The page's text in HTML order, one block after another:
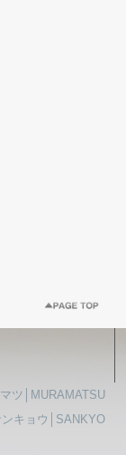
ツ│MURAMATSU
ンキョウ│SANKYO